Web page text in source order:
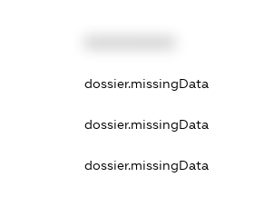
dossier.missingData
dossier.missingData
dossier.missingData